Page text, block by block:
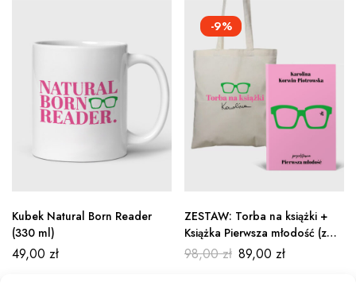
Kubek Natural Born Reader
(330 ml)
49,00 zł
-9%
ZESTAW: Torba na książki +
Książka Pierwsza młodość (z
podpisem Autorki)
98,00zł 89,00 zł